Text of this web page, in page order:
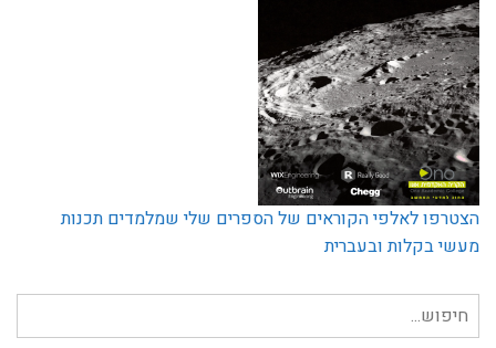
הצטרפו לאלפי הקוראים של הספרים שלי שמלמדים תכנות
מעשי בקלות ובעברית
חיפוש
עבור: